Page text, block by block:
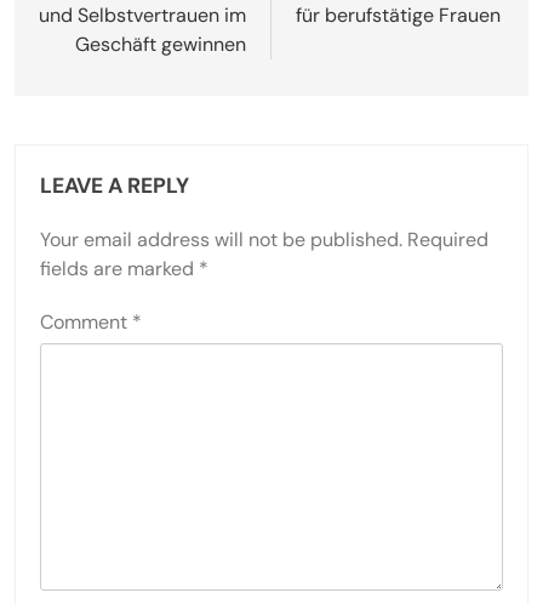
und Selbstvertrauen im
Geschäft gewinnen
für berufstätige Frauen
LEAVE A REPLY
Your email address will not be published. Required
fields are marked *
Comment *